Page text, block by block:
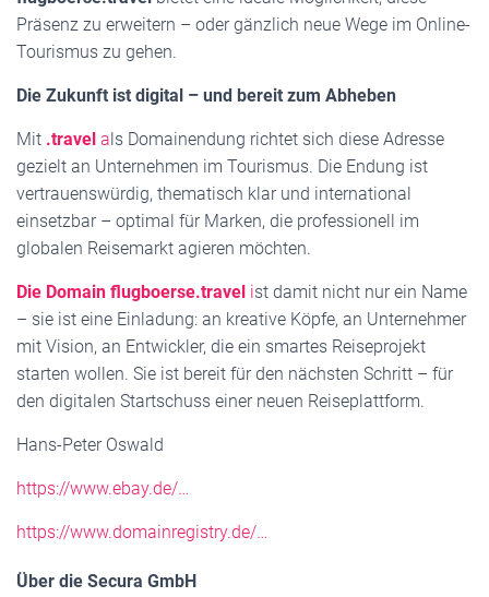
Präsenz zu erweitern – oder gänzlich neue Wege im Online-
Tourismus zu gehen.
Die Zukunft ist digital – und bereit zum Abheben
Mit .travel als Domainendung richtet sich diese Adresse
gezielt an Unternehmen im Tourismus. Die Endung ist
vertrauenswürdig, thematisch klar und international
einsetzbar – optimal für Marken, die professionell im
globalen Reisemarkt agieren möchten.
Die Domain flugboerse.travel ist damit nicht nur ein Name
– sie ist eine Einladung: an kreative Köpfe, an Unternehmer
mit Vision, an Entwickler, die ein smartes Reiseprojekt
starten wollen. Sie ist bereit für den nächsten Schritt – für
den digitalen Startschuss einer neuen Reiseplattform.
Hans-Peter Oswald
https://www.ebay.de/…
https://www.domainregistry.de/…
Über die Secura GmbH